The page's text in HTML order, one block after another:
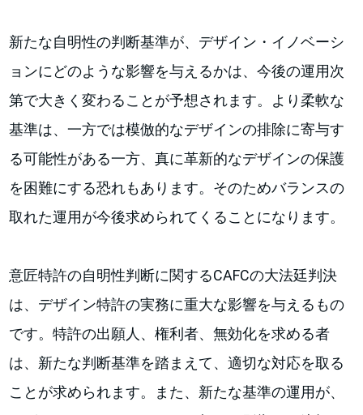
新たな自明性の判断基準が、デザイン・イノベーシ
ョンにどのような影響を与えるかは、今後の運用次
第で大きく変わることが予想されます。より柔軟な
基準は、一方では模倣的なデザインの排除に寄与す
る可能性がある一方、真に革新的なデザインの保護
を困難にする恐れもあります。そのためバランスの
取れた運用が今後求められてくることになります。
意匠特許の自明性判断に関するCAFCの大法廷判決
は、デザイン特許の実務に重大な影響を与えるもの
です。特許の出願人、権利者、無効化を求める者
は、新たな判断基準を踏まえて、適切な対応を取る
ことが求められます。また、新たな基準の運用が、